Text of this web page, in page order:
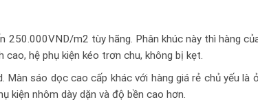
m2 tùy hãng. Phân khúc này thì hàng
hệ phụ kiện kéo trơn chu, không bị kẹt.
Màn sáo dọc cao cấp khác với hàng giá rẻ chủ yếu là
kiện nhôm dày dặn và độ bền cao hơn.